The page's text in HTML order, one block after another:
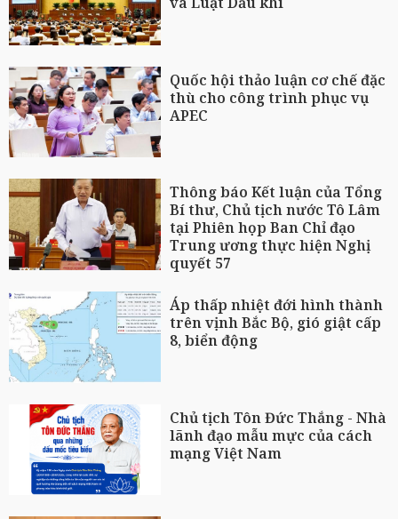
Quốc hội thảo luận cơ chế đặc
thù cho công trình phục vụ
APEC
Thông báo Kết luận của Tổng
Bí thư, Chủ tịch nước Tô Lâm
tại Phiên họp Ban Chỉ đạo
Trung ương thực hiện Nghị
quyết 57
Áp thấp nhiệt đới hình thành
trên vịnh Bắc Bộ, gió giật cấp
8, biển động
Chủ tịch Tôn Đức Thắng - Nhà
lãnh đạo mẫu mực của cách
mạng Việt Nam